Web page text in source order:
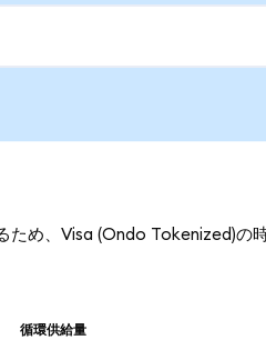
ため、Visa (Ondo Tokenized)の
循環供給量